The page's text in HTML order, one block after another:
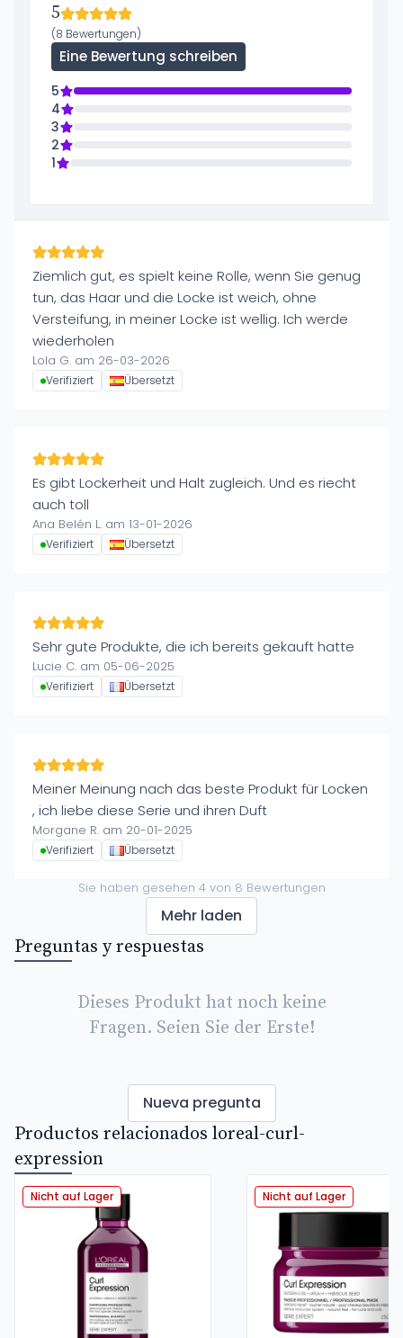
5
(8 Bewertungen)
Eine Bewertung schreiben
5
4
3
2
1
Ziemlich gut, es spielt keine Rolle, wenn Sie genug
tun, das Haar und die Locke ist weich, ohne
Versteifung, in meiner Locke ist wellig. Ich werde
wiederholen
Lola G. am 26-03-2026
Verifiziert Übersetzt
Es gibt Lockerheit und Halt zugleich. Und es riecht
auch toll
Ana Belén L. am 13-01-2026
Verifiziert Übersetzt
Sehr gute Produkte, die ich bereits gekauft hatte
Lucie C. am 05-06-2025
Verifiziert Übersetzt
Meiner Meinung nach das beste Produkt für Locken
, ich liebe diese Serie und ihren Duft
Morgane R. am 20-01-2025
Verifiziert Übersetzt
Sie haben gesehen 4von 8 Bewertungen
Mehr laden
Preguntas y respuestas
Dieses Produkt hat noch keine
Fragen. Seien Sie der Erste!
Nueva pregunta
Productos relacionados loreal-curl-
expression
Nicht auf Lager Nicht auf Lager